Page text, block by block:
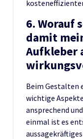
6. Worauf
damit
Aufkleber
Beim Gestalten
wichtige
ansprechend
einmal ist es